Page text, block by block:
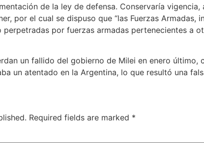
de la ley de defensa. Conservaría
por el cual se dispuso que “las Fuerzas
por fuerzas armadas pertenecientes a
un fallido del gobierno de Milei en enero último,
un atentado en la Argentina, lo que resultó una
Required fields are marked *